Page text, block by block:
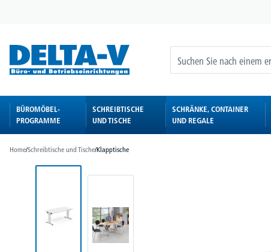
BÜROMÖBEL-
PROGRAMME
SCHREIBTISCHE
UND TISCHE
SCHRÄNKE, CONTAINER
UND REGALE
Home/Schreibtische und Tische/Klapptische